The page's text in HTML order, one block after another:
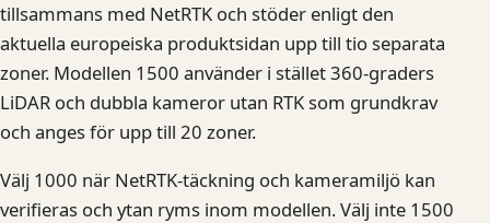
tillsammans med NetRTK och stöder enligt den
aktuella europeiska produktsidan upp till tio separata
zoner. Modellen 1500 använder i stället 360-graders
LiDAR och dubbla kameror utan RTK som grundkrav
och anges för upp till 20 zoner.
Välj 1000 när NetRTK-täckning och kameramiljö kan
verifieras och ytan ryms inom modellen. Välj inte 1500